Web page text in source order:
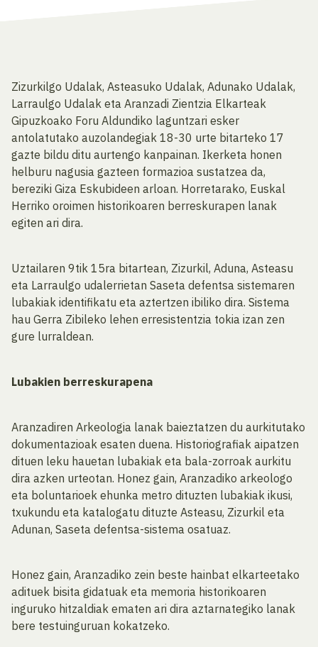
Zizurkilgo Udalak, Asteasuko Udalak, Adunako Udalak,
Larraulgo Udalak eta Aranzadi Zientzia Elkarteak
Gipuzkoako Foru Aldundiko laguntzari esker
antolatutako auzolandegiak 18-30 urte bitarteko 17
gazte bildu ditu aurtengo kanpainan. Ikerketa honen
helburu nagusia gazteen formazioa sustatzea da,
bereziki Giza Eskubideen arloan. Horretarako, Euskal
Herriko oroimen historikoaren berreskurapen lanak
egiten ari dira.
Uztailaren 9tik 15ra bitartean, Zizurkil, Aduna, Asteasu
eta Larraulgo udalerrietan Saseta defentsa sistemaren
lubakiak identifikatu eta aztertzen ibiliko dira. Sistema
hau Gerra Zibileko lehen erresistentzia tokia izan zen
gure lurraldean.
Lubakien berreskurapena
Aranzadiren Arkeologia lanak baieztatzen du aurkitutako
dokumentazioak esaten duena. Historiografiak aipatzen
dituen leku hauetan lubakiak eta bala-zorroak aurkitu
dira azken urteotan. Honez gain, Aranzadiko arkeologo
eta boluntarioek ehunka metro dituzten lubakiak ikusi,
txukundu eta katalogatu dituzte Asteasu, Zizurkil eta
Adunan, Saseta defentsa-sistema osatuaz.
Honez gain, Aranzadiko zein beste hainbat elkarteetako
adituek bisita gidatuak eta memoria historikoaren
inguruko hitzaldiak ematen ari dira aztarnategiko lanak
bere testuinguruan kokatzeko.